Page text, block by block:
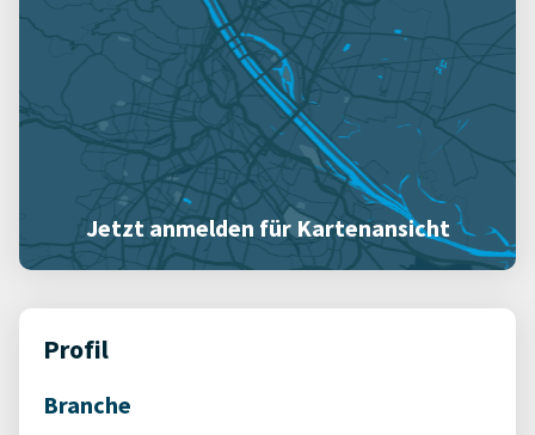
Jetzt anmelden für Kartenansicht
Profil
Branche